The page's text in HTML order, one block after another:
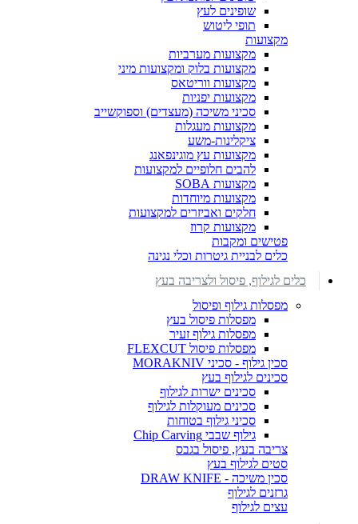
שופינים לעץ
תופי ליטוש
מקצועות
מקצועות מערביות
מקצועות בלוק ומקצועות מיני
מקצועות ווריטאס
מקצועות יפניות
סכיני משיכה (מעצדים) וספוקשייב
מקצועות מעגלות
ציקלינות-משע
מקצועות עץ מוגינפאנג
להבים חלופיים למקצועות
מקצועות SOBA
מקצועות מיוחדות
חלקים ואביזרים למקצועות
מקצועות קרוז
פטישים ומקבות
כלים לבניית גיטרות וכלי נגינה
כלים לגילוף, פיסול ולצריבה בעץ
מפסלות גילוף ופיסול
מפסלות פיסול בעץ
מפסלות גילוף זעיר
מפסלות פיסול FLEXCUT
סכין גילוף - סכיני MORAKNIV
סכינים לגילוף בעץ
סכינים ישרות לגילוף
סכינים מעוקלות לגילוף
סכיני גילוף בטוחות
גילוף שבבי Chip Carving
צריבה בעץ, פיסול בגבס
סטים לגילוף בעץ
סכין משיכה - DRAW KNIFE
גרזנים לגילוף
עצים לגילוף